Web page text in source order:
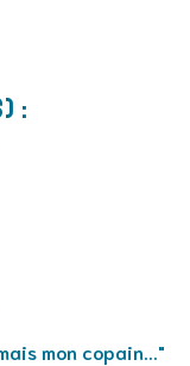
:
mon copain..."